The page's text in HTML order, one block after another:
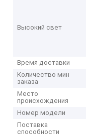
Высокий свет
Время доставки
Количество мин
заказа
Место
происхождения
Номер модели
Поставка
способности